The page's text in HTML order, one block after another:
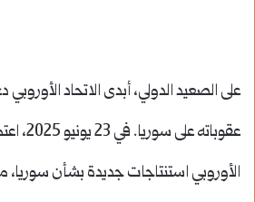
على الصعيد الدولي، أبدى الاتحاد
عقوباته
الأوروبي استنتاجات جديدة بشأن سوريا،